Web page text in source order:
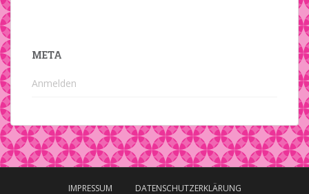
META
Anmelden
IMPRESSUM DATENSCHUTZERKLÄRUNG